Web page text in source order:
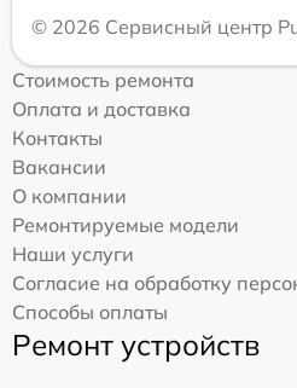
© 2026 Сервисный центр
Стоимость ремонта
Оплата и доставка
Контакты
Вакансии
О компании
Ремонтируемые модели
Наши услуги
Согласие на обработку
Способы оплаты
Ремонт устройств